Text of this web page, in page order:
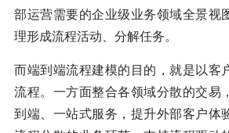
部运营需要的企业级业务领域全景视
理形成流程活动、分解任务。
而端到端流程建模的目的，就是以客
流程。一方面整合各领域分散的交易
到端、一站式服务，提升外部客户体